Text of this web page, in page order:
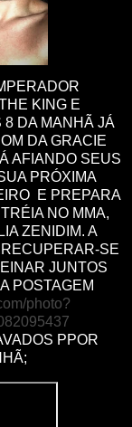
KING E
8 DA MANHÃ JÁ
DA GRACIE
AFIANDO SEUS
PRÓXIMA
E PREPARA
NO MMA,
ZENIDIM. A
SE
JUNTOS
POSTAGEM
photo?
PPOR